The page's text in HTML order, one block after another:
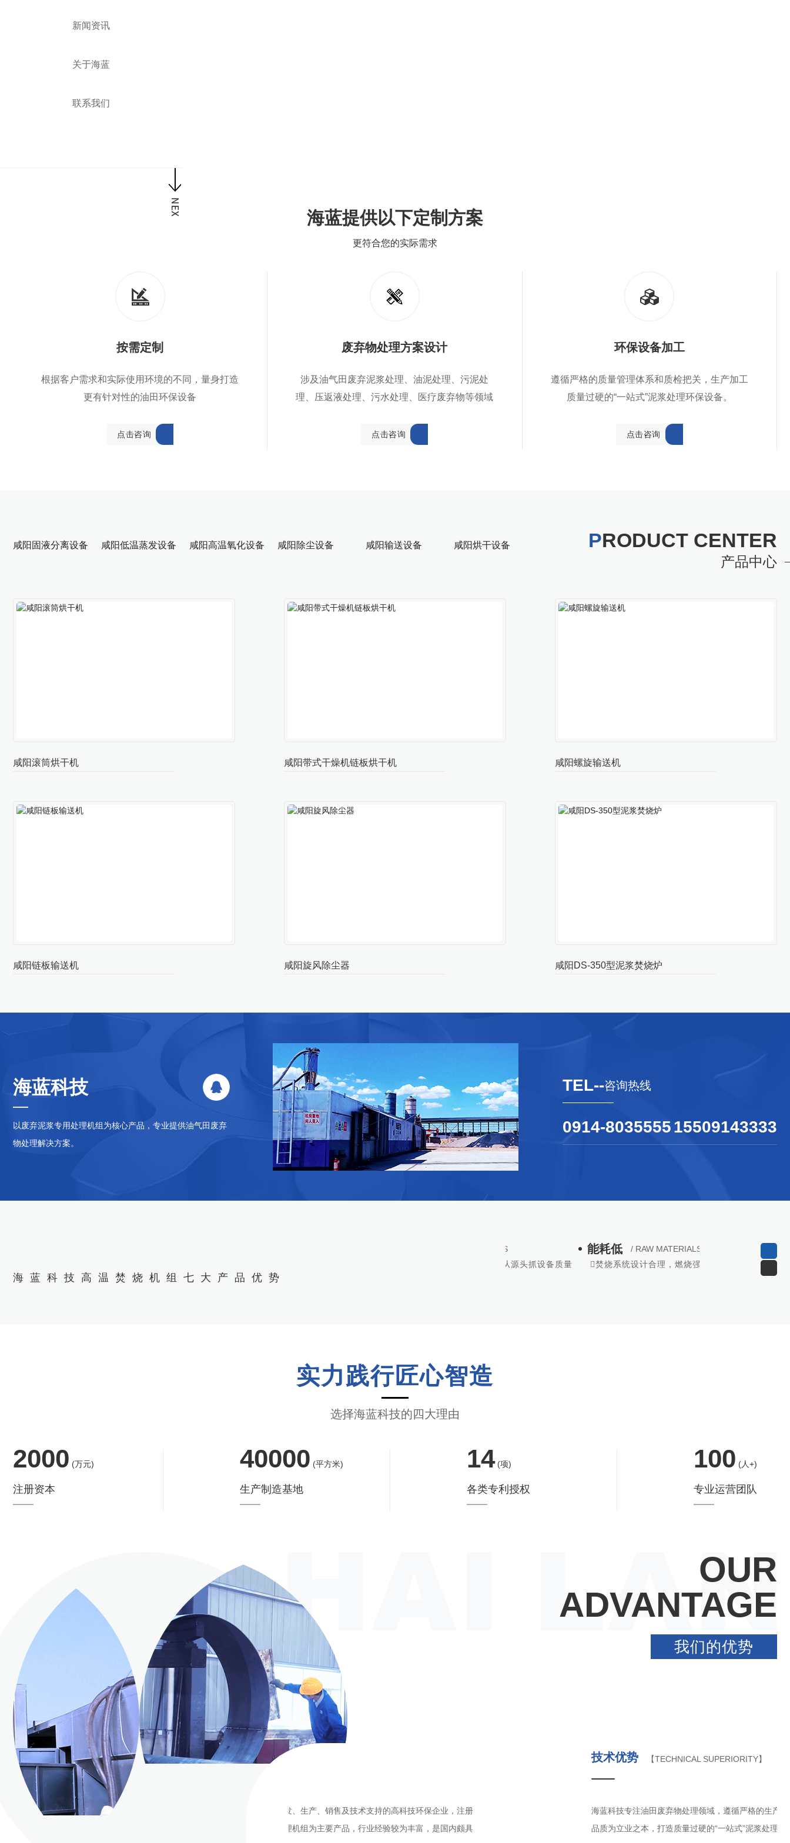
新闻资讯
关于海蓝
联系我们
海蓝提供以下定制方案
更符合您的实际需求
按需定制
根据客户需求和实际使用环境的不同，量身打造
更有针对性的油田环保设备
点击咨询
废弃物处理方案设计
涉及油气田废弃泥浆处理、油泥处理、污泥处
理、压返液处理、污水处理、医疗废弃物等领域
点击咨询
环保设备加工
遵循严格的质量管理体系和质检把关，生产加工
质量过硬的“一站式”泥浆处理环保设备。
点击咨询
咸阳固液分离设备 咸阳低温蒸发设备 咸阳高温氧化设备 咸阳除尘设备 咸阳输送设备 咸阳烘干设备 PRODUCT CENTER
产品中心
咸阳滚筒烘干机 咸阳带式干燥机链板烘干机 咸阳螺旋输送机
咸阳链板输送机 咸阳旋风除尘器 咸阳DS-350型泥浆焚烧炉
海蓝科技
以废弃泥浆专用处理机组为核心产品，专业提供油气田废弃
物处理解决方案。
TEL--咨询热线
0914-803555515509143333
海蓝科技高温焚烧机组七大产品优势
/ RAW MATERIALS
焚烧系统设计合理，燃烧强度高，能耗更低
硫化物、氮氧化物
实力践行匠心智造
选择海蓝科技的四大理由
2000 (万元)
注册资本
40000 (平方米)
生产制造基地
14 (项)
各类专利授权
100 (人+)
专业运营团队
STRENGTH】
一家集油田环保设备研发、生产、销售及技术支持的高科技环保企业，注册
海蓝科技专注油田废弃物处理领域，遵循严格的生产质量管理体系和质检把关，对待质量一丝不苟，以
品质为立业之本，打造质量过硬的“一站式”泥浆处理设备，客户使用无忧。
OUR
ADVANTAGE
我们的优势